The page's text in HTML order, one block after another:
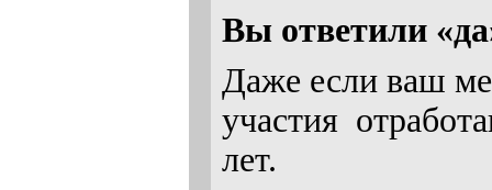
Вы ответили
Даже если ваш
участия
лет.